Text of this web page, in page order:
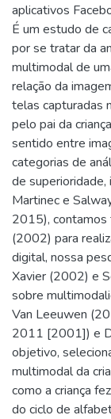
aplicativos
É um estudo de
por se tratar da
multimodal de
relação da
telas capturadas
pelo pai da
sentido entre
categorias de
de
Martinec e
2015), contamos
(2002) para
digital, nossa
Xavier (2002) e
sobre
Van Leeuwen
2011 [2001]) e
objetivo,
multimodal da
como a criança
do ciclo de